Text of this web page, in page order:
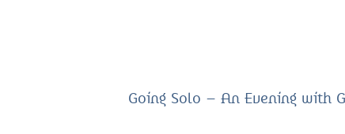
Going Solo – An Evening with